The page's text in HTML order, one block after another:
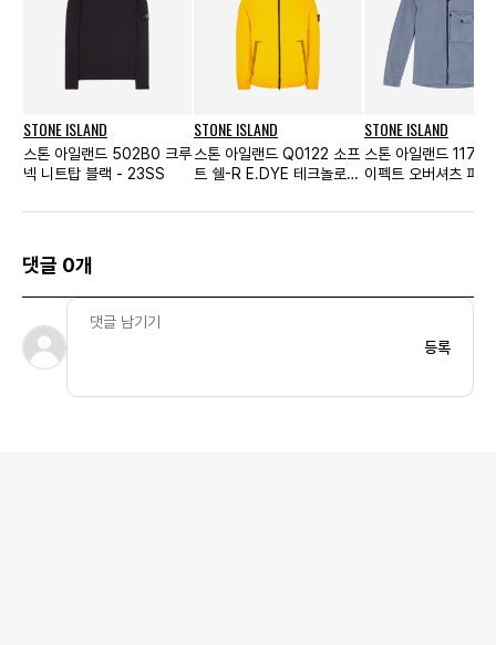
STONE ISLAND
스톤 아일랜드 502B0 크루
넥 니트탑 블랙 - 23SS
STONE ISLAND
스톤 아일랜드 Q0122 소프
트 쉘-R E.DYE 테크놀로지
STONE ISLAND
스톤 아일랜드
이펙트 오버셔츠 파
댓글 0개
등록